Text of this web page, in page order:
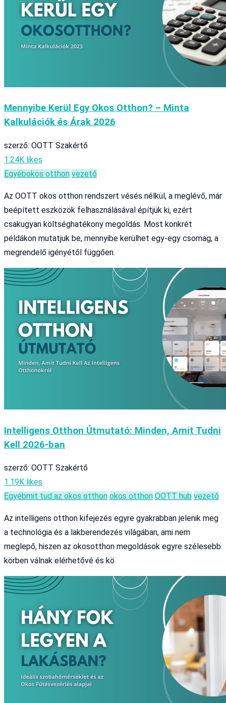
Mennyibe Kerül Egy Okos Otthon? – Minta
Kalkulációk és Árak 2026
szerző: OOTT Szakértő
1.24K likes
Egyébokos otthon vezető
Az OOTT okos otthon rendszert vésés nélkül, a meglévő, már
beépített eszközök felhasználásával építjük ki, ezért
csakugyan költséghatékony megoldás. Most konkrét
példákon mutatjuk be, mennyibe kerülhet egy-egy csomag, a
megrendelő igényétől függően.
Intelligens Otthon Útmutató: Minden, Amit Tudni
Kell 2026-ban
szerző: OOTT Szakértő
1.19K likes
Egyébmit tud az okos otthon okos otthon OOTT hub vezető
Az intelligens otthon kifejezés egyre gyakrabban jelenik meg
a technológia és a lakberendezés világában, ami nem
meglepő, hiszen az okosotthon megoldások egyre szélesebb
körben válnak elérhetővé és kö